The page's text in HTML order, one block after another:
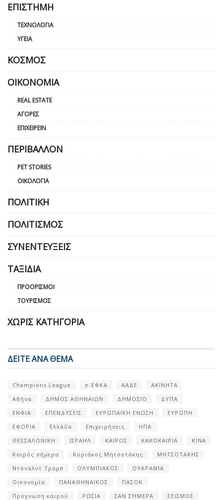
ΕΠΙΣΤΉΜΗ
ΤΕΧΝΟΛΟΓΊΑ
ΥΓΕΊΑ
ΚΌΣΜΟΣ
ΟΙΚΟΝΟΜΊΑ
REAL ESTATE
ΑΓΟΡΈΣ
ΕΠΙΧΕΙΡΕΊΝ
ΠΕΡΙΒΆΛΛΟΝ
PET STORIES
ΟΙΚΟΛΟΓΊΑ
ΠΟΛΙΤΙΚΉ
ΠΟΛΙΤΙΣΜΌΣ
ΣΥΝΕΝΤΕΎΞΕΙΣ
ΤΑΞΊΔΙΑ
ΠΡΟΟΡΙΣΜΟΊ
ΤΟΥΡΙΣΜΌΣ
ΧΩΡΊΣ ΚΑΤΗΓΟΡΊΑ
ΔΕΙΤΕ ΑΝΑ ΘΕΜΑ
Champions League e-ΕΦΚΑ ΑΑΔΕ
ΑΚΙΝΗΤΑ
Αθήνα
ΔΗΜΟΣ ΑΘΗΝΑΙΩΝ ΔΗΜΟΣΙΟ
ΔΥΠΑ
ΕΝΦΙΑ
ΕΠΕΝΔΥΣΕΙΣ ΕΥΡΩΠΑΪΚΗ ΕΝΩΣΗ
ΕΥΡΩΠΗ
ΕΦΟΡΙΑ
Ελλάδα Επιχειρήσεις
ΗΠΑ
ΘΕΣΣΑΛΟΝΙΚΗ
ΙΣΡΑΗΛ ΚΑΙΡΟΣ ΚΑΚΟΚΑΙΡΙΑ
ΚΙΝΑ
Καιρός σήμερα
Κυριάκος Μητσοτάκης
ΜΗΤΣΟΤΑΚΗΣ
Ντόναλντ Τραμπ
ΟΛΥΜΠΙΑΚΟΣ
ΟΥΚΡΑΝΊΑ
Οικονομία
ΠΑΝΑΘΗΝΑΙΚΟΣ
ΠΑΣΟΚ
Πρόγνωση καιρού
ΡΩΣΙΑ ΣΑΝ ΣΉΜΕΡΑ
ΣΕΙΣΜΟΣ